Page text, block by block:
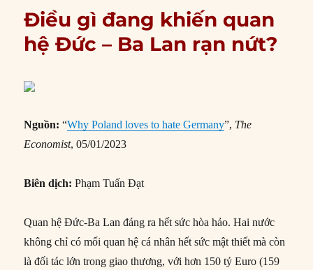
Điều gì đang khiến quan
hệ Đức – Ba Lan rạn nứt?
Nguồn: “Why Poland loves to hate Germany”, The
Economist, 05/01/2023
Biên dịch: Phạm Tuấn Đạt
Quan hệ Đức-Ba Lan đáng ra hết sức hòa hảo. Hai nước
không chỉ có mối quan hệ cá nhân hết sức mật thiết mà còn
là đối tác lớn trong giao thương, với hơn 150 tỷ Euro (159